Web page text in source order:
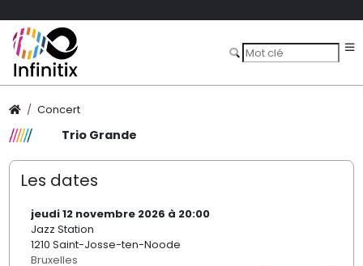
Concert
Trio Grande
Les dates
jeudi 12 novembre 2026 à 20:00
Jazz Station
1210 Saint-Josse-ten-Noode
Bruxelles